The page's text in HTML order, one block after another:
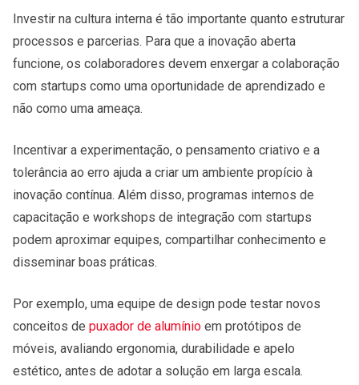
Investir na cultura interna é tão importante quanto estruturar
processos e parcerias. Para que a inovação aberta
funcione, os colaboradores devem enxergar a colaboração
com startups como uma oportunidade de aprendizado e
não como uma ameaça.
Incentivar a experimentação, o pensamento criativo e a
tolerância ao erro ajuda a criar um ambiente propício à
inovação contínua. Além disso, programas internos de
capacitação e workshops de integração com startups
podem aproximar equipes, compartilhar conhecimento e
disseminar boas práticas.
Por exemplo, uma equipe de design pode testar novos
conceitos de puxador de alumínio em protótipos de
móveis, avaliando ergonomia, durabilidade e apelo
estético, antes de adotar a solução em larga escala.